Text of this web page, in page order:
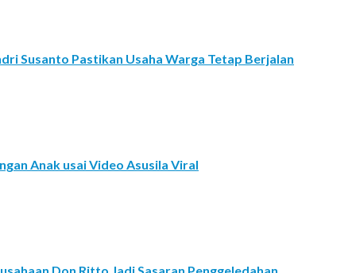
Susanto Pastikan Usaha Warga Tetap Berjalan
Anak usai Video Asusila Viral